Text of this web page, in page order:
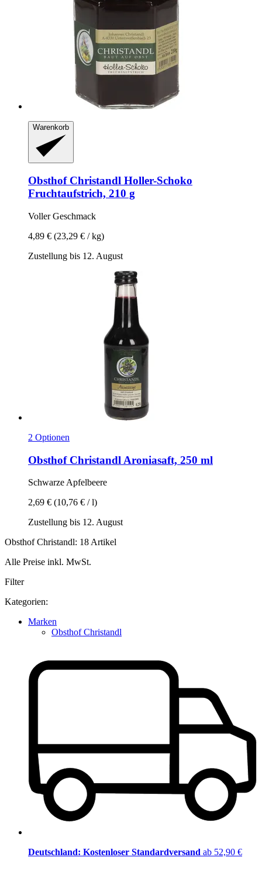
Warenkorb
Obsthof Christandl Holler-​Schoko
Fruchtaufstrich, 210 g
Voller Geschmack
4,89 € (23,29 € / kg)
Zustellung bis 12. August
2 Optionen
Obsthof Christandl Aroniasaft, 250 ml
Schwarze Apfelbeere
2,69 € (10,76 € / l)
Zustellung bis 12. August
Obsthof Christandl: 18 Artikel
Alle Preise inkl. MwSt.
Filter
Kategorien:
Marken
Obsthof Christandl
Deutschland: Kostenloser Standardversand ab 52,90 €